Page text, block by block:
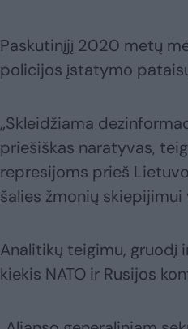
Paskutinįjį 2020 metų
policijos įstatymo
„Skleidžiama
priešiškas naratyvas,
represijoms prieš
šalies žmonių
Analitikų teigimu, gruodį
kiekis NATO ir Rusijos